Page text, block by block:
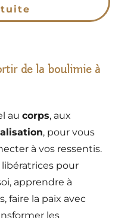
de la boulimie à
au corps, aux
, pour vous
à vos ressentis.
libératrices pour
apprendre à
faire la paix avec
les